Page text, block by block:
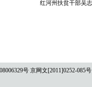
号 京网文[2011]0252-085号